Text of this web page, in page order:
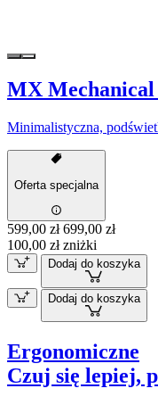
MX
Minimalistyczna,
Oferta specjalna
599,00 zł 699,00 zł
100,00 zł zniżki
Dodaj do koszyka
Dodaj do koszyka
Ergonomiczne
Czuj się lepiej,